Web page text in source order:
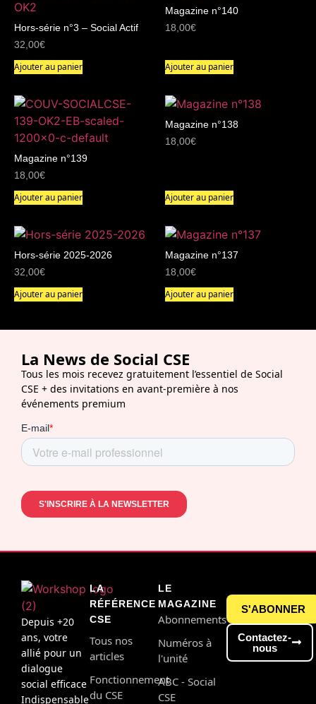
Hors-série n°3 – Social Actif
32,00€
Ajouter au panier
Magazine n°140
18,00€
Ajouter au panier
Magazine n°139
18,00€
Ajouter au panier
Magazine n°138
18,00€
Ajouter au panier
Hors-série 2025-2026
32,00€
Ajouter au panier
Magazine n°137
18,00€
Ajouter au panier
La News de Social CSE
Tous les mois recevez gratuitement l’essentiel de Social
CSE + des invitations en avant-première à nos
événements premium
Depuis +20
ans, votre
allié pour un
dialogue
social efficace
Indispensable
LA
RÉFÉRENCE
CSE
Tous nos
articles
Fonctionnement
du CSE
LE
MAGAZINE
Abonnements
Numéros à
l'unité
ABC - Social
CSE
S'ABONNER
Contactez-
nous